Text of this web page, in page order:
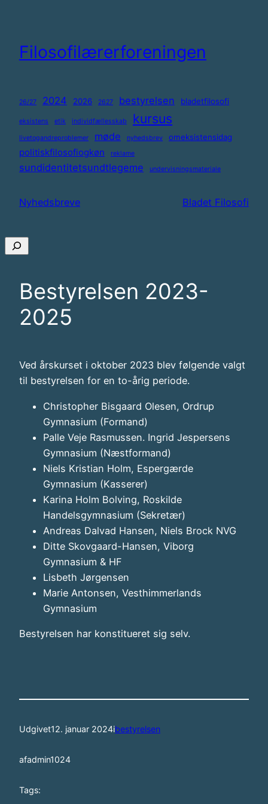
indhold
Filosofilærerforeningen
26/27 2024 2026 2627 bestyrelsen bladetfilosofi
eksistens etik individfællesskab kursus
livetogandreproblemer møde nyhedsbrev omeksistensidag
politiskfilosofiogkøn reklame
sundidentitetsundtlegeme undervisningsmateriale
Nyhedsbreve Bladet Filosofi
Søg
Bestyrelsen 2023-
2025
Ved årskurset i oktober 2023 blev følgende valgt
til bestyrelsen for en to-årig periode.
Christopher Bisgaard Olesen, Ordrup
Gymnasium (Formand)
Palle Veje Rasmussen. Ingrid Jespersens
Gymnasium (Næstformand)
Niels Kristian Holm, Espergærde
Gymnasium (Kasserer)
Karina Holm Bolving, Roskilde
Handelsgymnasium (Sekretær)
Andreas Dalvad Hansen, Niels Brock NVG
Ditte Skovgaard-Hansen, Viborg
Gymnasium & HF
Lisbeth Jørgensen
Marie Antonsen, Vesthimmerlands
Gymnasium
Bestyrelsen har konstitueret sig selv.
Udgivet12. januar 2024ibestyrelsen
afadmin1024
Tags: